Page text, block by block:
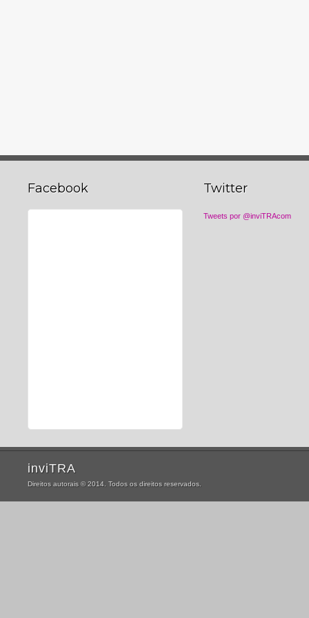
Facebook Twitter
Tweets por @inviTRAcom
inviTRA
Direitos autorais © 2014. Todos os direitos reservados.